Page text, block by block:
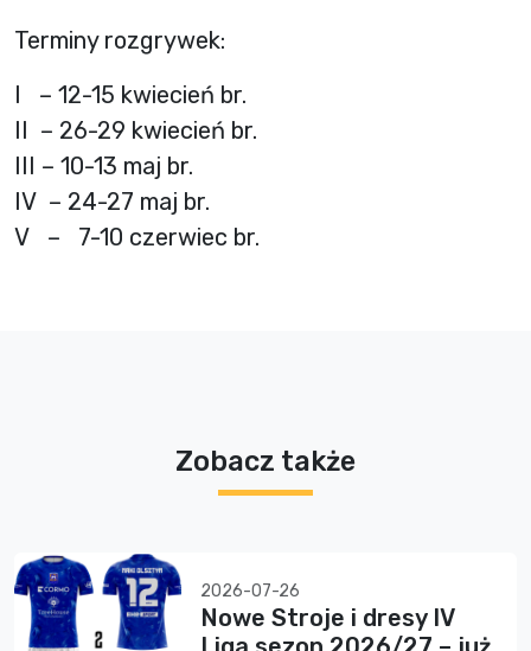
Terminy rozgrywek:
I – 12-15 kwiecień br.
II – 26-29 kwiecień br.
III – 10-13 maj br.
IV – 24-27 maj br.
V – 7-10 czerwiec br.
Zobacz także
2026-07-26
Nowe Stroje i dresy IV